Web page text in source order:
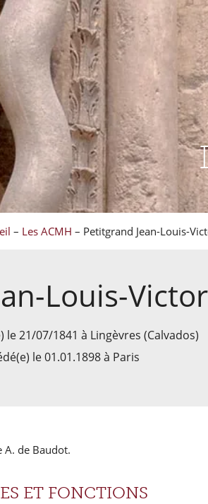
– Les ACMH – Petitgrand Jean-Louis-
Louis-Victor
le 21/07/1841 à Lingèvres (Calvados)
le 01.01.1898 à Paris
A. de Baudot.
ET FONCTIONS